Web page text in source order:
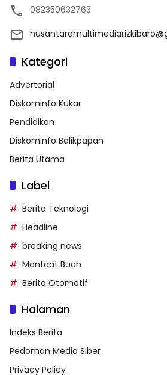
082350632763
Kategori
Advertorial
Diskominfo Kukar
Pendidikan
Diskominfo Balikpapan
Berita Utama
Label
Berita Teknologi
Headline
breaking news
Manfaat Buah
Berita Otomotif
Halaman
Indeks Berita
Pedoman Media Siber
Privacy Policy